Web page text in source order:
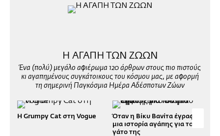
Η ΑΓΑΠΗ ΤΩΝ ΖΩΩΝ
Ένα (πολύ) μεγάλο αφιέρωμα 120 άρθρων στους πιο πιστούς
κι αγαπημένους συγκάτοικους του κόσμου μας, με αφορμή
τη σημερινή Παγκόσμια Ημέρα Αδέσποτων Ζώων
Η Grumpy Cat στη Vogue
Όταν η Βίκυ Βανίτα έγραφε
μια ιστορία αγάπης για τον
γάτο της